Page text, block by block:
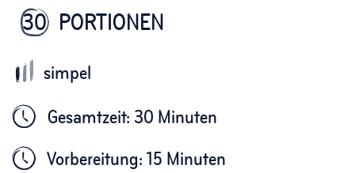
30 PORTIONEN
Gesamtzeit: 30 Minuten
Vorbereitung: 15 Minuten